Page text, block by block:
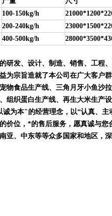
100-150kg/h
200-240kg/h
400-500kg/h
的研发、设计、制造、销售、工程
为宗旨造就了本公司在广大客户
物食品生产线、三角月牙小鱼沙
组织蛋白生产线、再生大米生产
诚为本"的经营理念，以“认真、
价位，*的售后服务，愿真诚与
亚、中东等等众多国家和地区，深